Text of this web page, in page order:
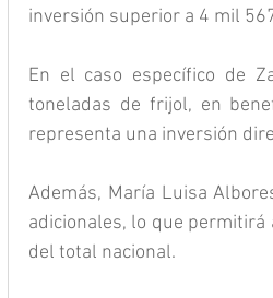
inversión superior a 4 mil
En el caso específico de
toneladas de frijol, en
representa una inversión
Además, María Luisa
adicionales, lo que
del total nacional.